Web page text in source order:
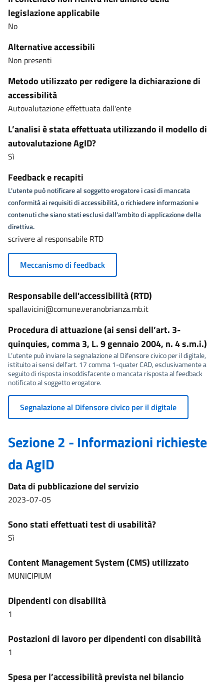
legislazione applicabile
No
Alternative accessibili
Non presenti
Metodo utilizzato per redigere la dichiarazione di
accessibilità
Autovalutazione effettuata dall'ente
L’analisi è stata effettuata utilizzando il modello di
autovalutazione AgID?
Sì
Feedback e recapiti
L'utente può notificare al soggetto erogatore i casi di mancata
conformità ai requisiti di accessibilità, o richiedere informazioni e
contenuti che siano stati esclusi dall'ambito di applicazione della
direttiva.
scrivere al responsabile RTD
Meccanismo di feedback
Responsabile dell'accessibilità (RTD)
spallavicini@comune.veranobrianza.mb.it
Procedura di attuazione (ai sensi dell’art. 3-
quinquies, comma 3, L. 9 gennaio 2004, n. 4 s.m.i.)
L’utente può inviare la segnalazione al Difensore civico per il digitale,
istituito ai sensi dell’art. 17 comma 1-quater CAD, esclusivamente a
seguito di risposta insoddisfacente o mancata risposta al feedback
notificato al soggetto erogatore.
Segnalazione al Difensore civico per il digitale
Sezione 2 - Informazioni richieste
da AgID
Data di pubblicazione del servizio
2023-07-05
Sono stati effettuati test di usabilità?
Sì
Content Management System (CMS) utilizzato
MUNICIPIUM
Dipendenti con disabilità
1
Postazioni di lavoro per dipendenti con disabilità
1
Spesa per l’accessibilità prevista nel bilancio